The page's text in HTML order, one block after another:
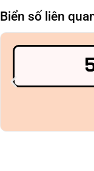
Biển số liên